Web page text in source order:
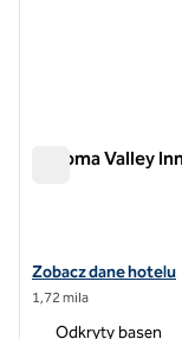
Sonoma Valley
Zobacz szczegóły
Zobacz dane hotelu
1,72 mila
Odkryty basen